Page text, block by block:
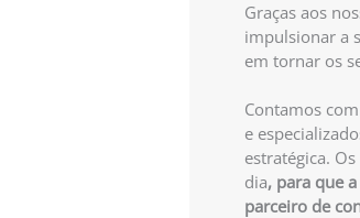
Graças aos
impulsionar a
em tornar os
Contamos
e
estratégica.
dia, para que
parceiro de